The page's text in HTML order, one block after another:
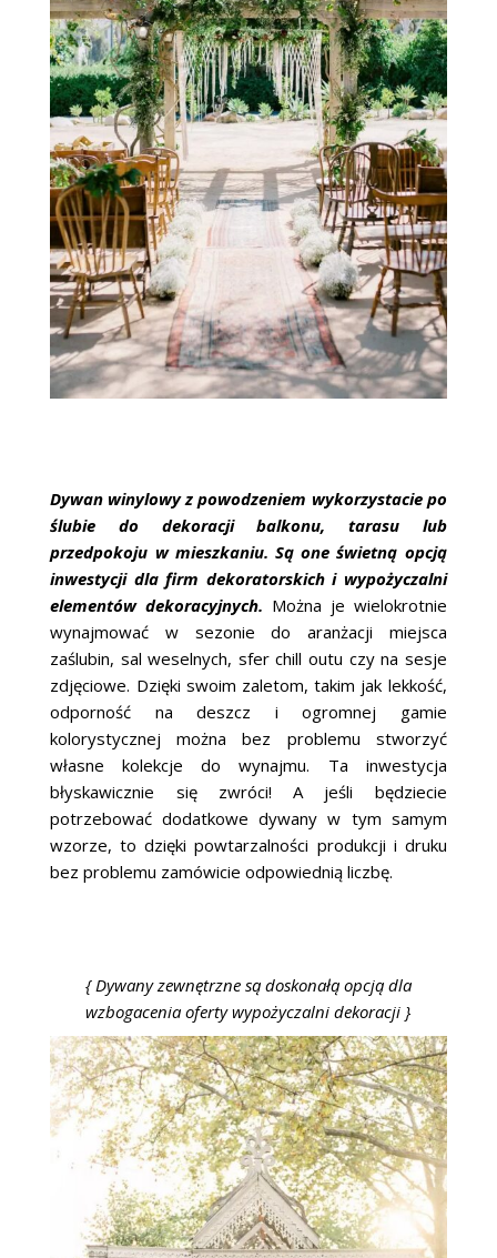
Dywan winylowy z powodzeniem wykorzystacie po
ślubie do dekoracji balkonu, tarasu lub
przedpokoju w mieszkaniu. Są one świetną opcją
inwestycji dla firm dekoratorskich i wypożyczalni
elementów dekoracyjnych. Można je wielokrotnie
wynajmować w sezonie do aranżacji miejsca
zaślubin, sal weselnych, sfer chill outu czy na sesje
zdjęciowe. Dzięki swoim zaletom, takim jak lekkość,
odporność na deszcz i ogromnej gamie
kolorystycznej można bez problemu stworzyć
własne kolekcje do wynajmu. Ta inwestycja
błyskawicznie się zwróci! A jeśli będziecie
potrzebować dodatkowe dywany w tym samym
wzorze, to dzięki powtarzalności produkcji i druku
bez problemu zamówicie odpowiednią liczbę.
{ Dywany zewnętrzne są doskonałą opcją dla
wzbogacenia oferty wypożyczalni dekoracji }